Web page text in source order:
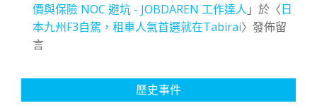
價與保險 NOC 避坑 - JOBDAREN 工作達人 」於〈日
本九州F3自駕，租車人氣首選就在Tabirai〉發佈留
言
歷史事件